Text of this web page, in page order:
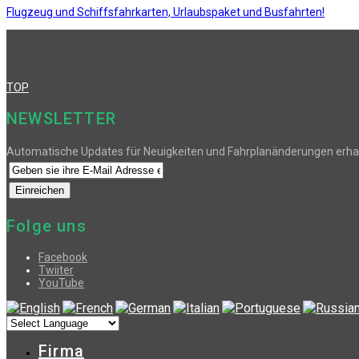
Flugzeug und Schiffsfahrkarten, Urlaubspaket und Busfahrten!
TOP
NEWSLETTER
Automatische Updates für Neuigkeiten und Fahrplanänderungen
Folge uns
Facebook
Twiiter
YouTube
Firma